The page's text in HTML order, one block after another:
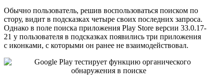
Обычно пользователь, решив воспользоваться поиском по
стору, видит в подсказках четыре своих последних запроса.
Однако в поле поиска приложения Play Store версии 33.0.17-
21 у пользователя в подсказках появились три приложения
с иконками, с которыми он ранее не взаимодействовал.